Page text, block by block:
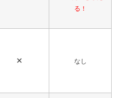
る！
✕ なし